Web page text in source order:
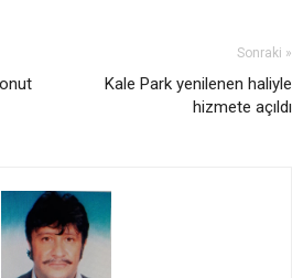
Sonraki »
Kale Park yenilenen haliyle
hizmete açıldı